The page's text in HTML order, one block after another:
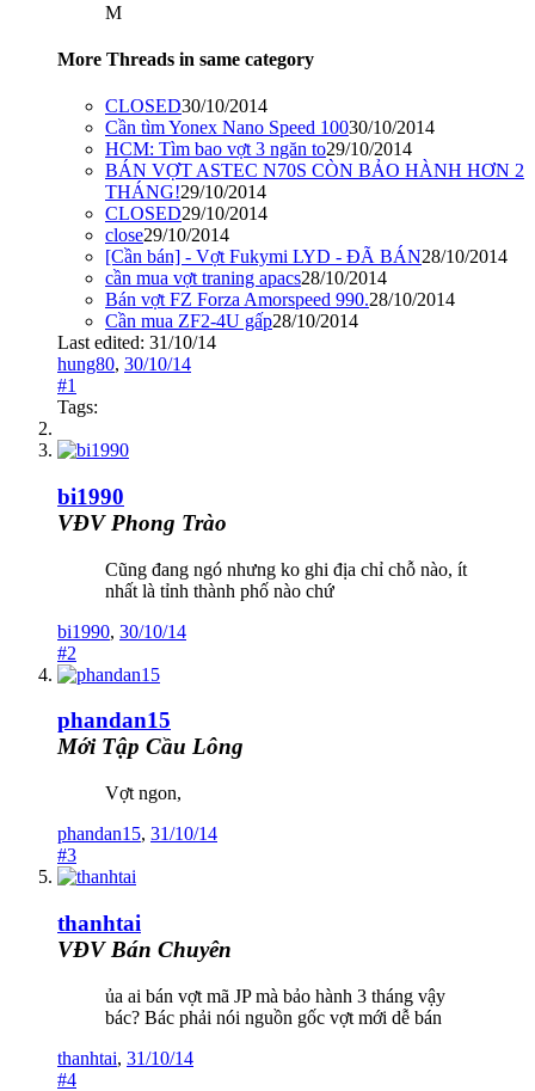
M
More Threads in same category
CLOSED30/10/2014
Cần tìm Yonex Nano Speed 10030/10/2014
HCM: Tìm bao vợt 3 ngăn to29/10/2014
BÁN VỢT ASTEC N70S CÒN BẢO HÀNH HƠN 2
THÁNG!29/10/2014
CLOSED29/10/2014
close29/10/2014
[Cần bán] - Vợt Fukymi LYD - ĐÃ BÁN28/10/2014
cần mua vợt traning apacs28/10/2014
Bán vợt FZ Forza Amorspeed 990.28/10/2014
Cần mua ZF2-4U gấp28/10/2014
Last edited: 31/10/14
hung80, 30/10/14
#1
Tags:
bi1990
VĐV Phong Trào
Cũng đang ngó nhưng ko ghi địa chỉ chỗ nào, ít
nhất là tỉnh thành phố nào chứ
bi1990, 30/10/14
#2
phandan15
Mới Tập Cầu Lông
Vợt ngon,
phandan15, 31/10/14
#3
thanhtai
VĐV Bán Chuyên
ủa ai bán vợt mã JP mà bảo hành 3 tháng vậy
bác? Bác phải nói nguồn gốc vợt mới dễ bán
thanhtai, 31/10/14
#4